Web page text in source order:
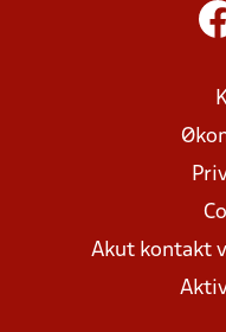
Akut kontakt